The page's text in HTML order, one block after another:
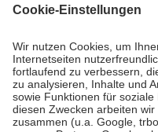
Grundsätzlich leisten
höchstens zehn Euro.
Es
Kosten der Leistung zu
Diese Regeln gelten
Bei Heilmitteln und
Zuzahlung zehn Prozent der
Verordnung.